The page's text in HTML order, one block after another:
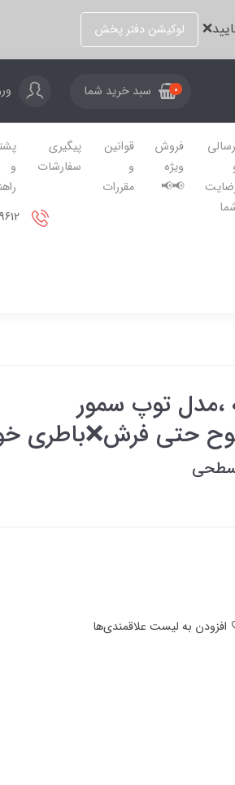
لوکیشن دفتر پخش
0 سبد خرید شما
فروش
ویژه
📢📢
قوانین
و
مقررات
پیگیری
سفارشات
و
،مدل توپ سمور
حتی فرش❌باطری